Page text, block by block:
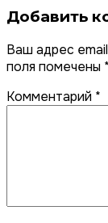
Добавить
Ваш адрес
поля помечены *
Комментарий *